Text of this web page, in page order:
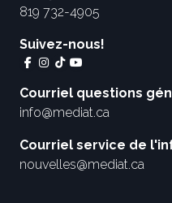
819 732-4905
Suivez-nous!
Courriel questions
info@mediat.ca
Courriel service de
nouvelles@mediat.ca